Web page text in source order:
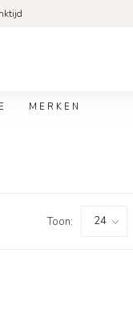
MERKEN
Toon: